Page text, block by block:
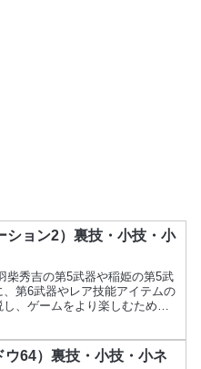
ション2）裏技・小技・小
柴秀吉の第5武器や稲姫の第5武
第6武器やレア技能アイテムの
、ゲームをより楽しむための
64）裏技・小技・小ネ